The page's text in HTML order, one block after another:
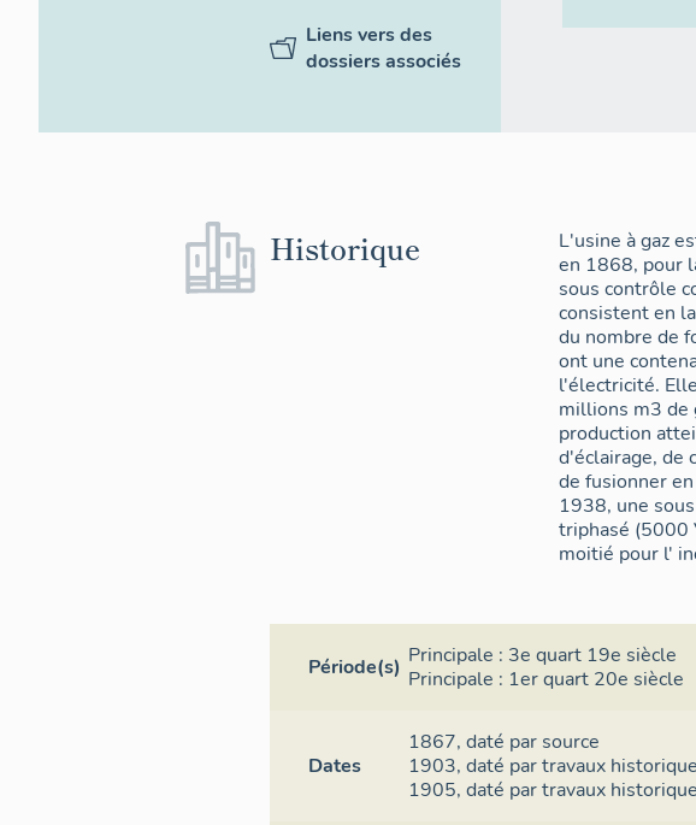
Liens vers des
dossiers associés
Historique
L'usine à gaz
en 1868, pour
sous contrôle
consistent en
du nombre de
ont une
l'électricité.
millions m3 de
production
d'éclairage, de
de fusionner
1938, une
triphasé (5000
moitié pour l'
Période(s) Principale : 3e quart 19e siècle
Principale : 1er quart 20e siècle
Dates
1867,daté par source
1903,daté par travaux
1905,daté par travaux